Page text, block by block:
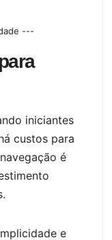
---
iniciantes
custos para
é
e